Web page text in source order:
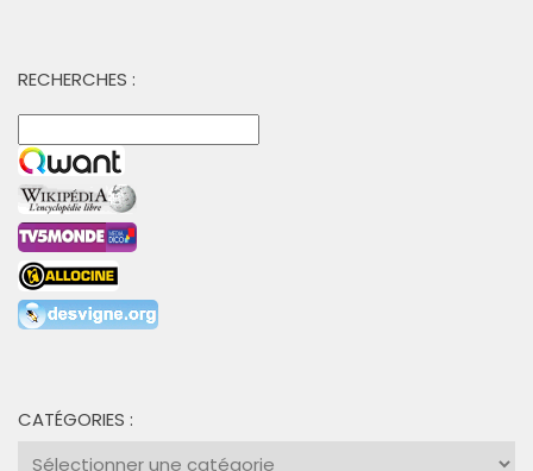
RECHERCHES :
CATÉGORIES :
Catégories